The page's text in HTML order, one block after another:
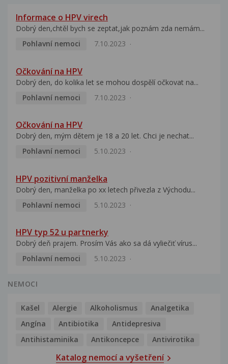
Informace o HPV virech
Dobrý den,chtěl bych se zeptat,jak poznám zda nemám...
Pohlavní nemoci
7.10.2023
Očkování na HPV
Dobrý den, do kolika let se mohou dospělí očkovat na...
Pohlavní nemoci
7.10.2023
Očkování na HPV
Dobrý den, mým dětem je 18 a 20 let. Chci je nechat...
Pohlavní nemoci
5.10.2023
HPV pozitivní manželka
Dobrý den, manželka po xx letech přivezla z Východu...
Pohlavní nemoci
5.10.2023
HPV typ 52 u partnerky
Dobrý deň prajem. Prosím Vás ako sa dá vyliečiť vírus...
Pohlavní nemoci
5.10.2023
NEMOCI
Kašel Alergie Alkoholismus
Analgetika
Angína
Antibiotika
Antidepresiva
Antihistaminika
Antikoncepce Antivirotika
Katalog nemocí a vyšetření